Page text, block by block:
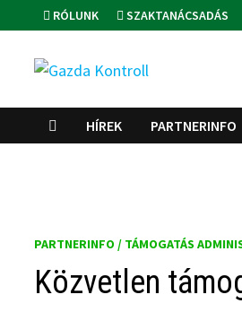
to
content
RÓLUNK SZAKTANÁCSADÁS
HÍREK PARTNERINFO
PARTNERINFO / TÁMOGATÁS
Közvetlen